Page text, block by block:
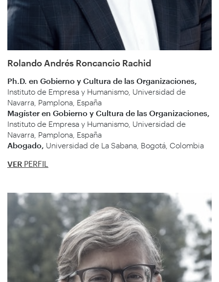
Rolando Andrés Roncancio Rachid
Ph.D. en Gobierno y Cultura de las Organizaciones,
Instituto de Empresa y Humanismo, Universidad de
Navarra, Pamplona, España
Magíster en Gobierno y Cultura de las Organizaciones,
Instituto de Empresa y Humanismo, Universidad de
Navarra, Pamplona, España
Abogado, Universidad de La Sabana, Bogotá, Colombia
VER PERFIL